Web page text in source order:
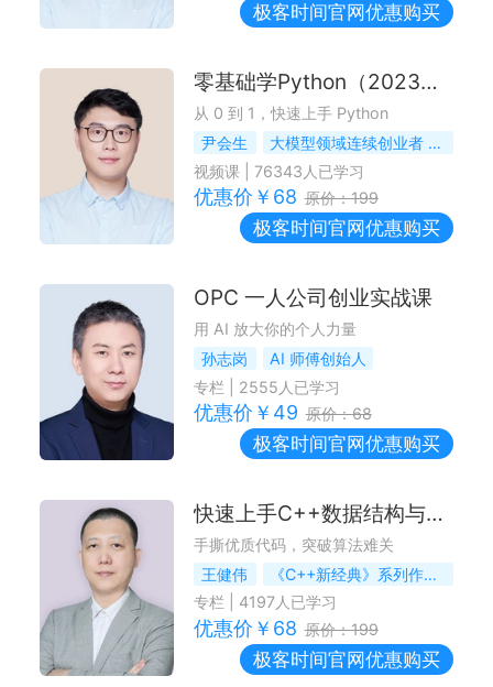
极客时间官网优惠购买
零基础学Python（2023版）
从 0 到 1，快速上手 Python
尹会生
大模型领域连续创业者 & 技术战略专家
视频课| 76343 人已学习
优惠价￥ 68 原价：199
极客时间官网优惠购买
OPC 一人公司创业实战课
用 AI 放大你的个人力量
孙志岗
AI 师傅创始人
专栏
2555 人已学习
优惠价￥ 49 原价：68
极客时间官网优惠购买
快速上手C++数据结构与算法
手撕优质代码，突破算法难关
王健伟
《C++新经典》系列作者，资深C++讲师
专栏
4197人已学习
优惠价￥ 68 原价：199
极客时间官网优惠购买